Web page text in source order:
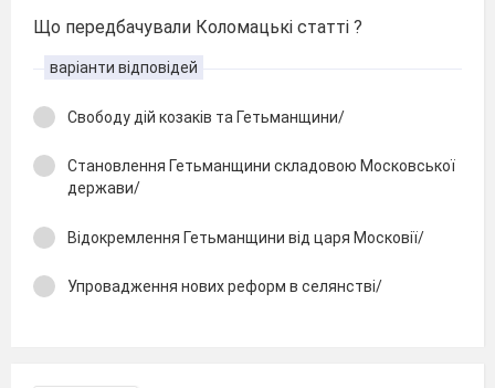
Що передбачували Коломацькі статті ?
варіанти відповідей
Свободу дій козаків та Гетьманщини/
Становлення Гетьманщини складовою Московської
держави/
Відокремлення Гетьманщини від царя Московії/
Упровадження нових реформ в селянстві/